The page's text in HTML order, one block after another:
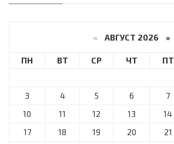
« АВГУСТ 2026 »
ПН ВТ СР ЧТ ПТ
3
4 5 6 7
10
11 12 13 14
17
18 19 20 21